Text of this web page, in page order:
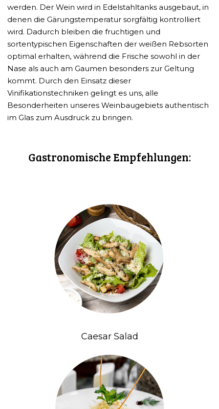
werden. Der Wein wird in Edelstahltanks ausgebaut, in
denen die Gärungstemperatur sorgfältig kontrolliert
wird. Dadurch bleiben die fruchtigen und
sortentypischen Eigenschaften der weißen Rebsorten
optimal erhalten, während die Frische sowohl in der
Nase als auch am Gaumen besonders zur Geltung
kommt. Durch den Einsatz dieser
Vinifikationstechniken gelingt es uns, alle
Besonderheiten unseres Weinbaugebiets authentisch
im Glas zum Ausdruck zu bringen.
Gastronomische Empfehlungen:
Caesar Salad